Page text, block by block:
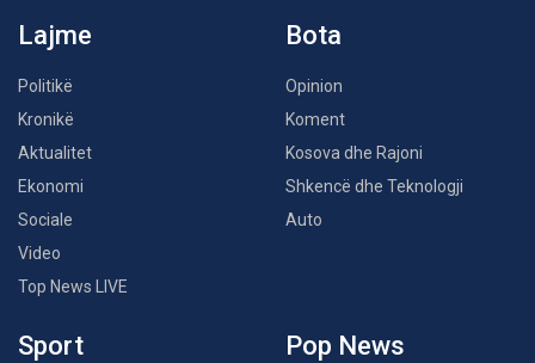
Lajme
Politikë
Kronikë
Aktualitet
Ekonomi
Sociale
Video
Top News LIVE
Bota
Opinion
Koment
Kosova dhe Rajoni
Shkencë dhe Teknologji
Auto
Sport Pop News